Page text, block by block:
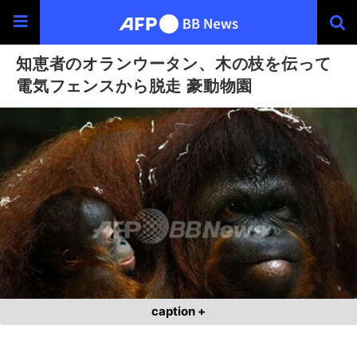
知恵者のオランウータン、木の枝を伝って
電気フェンスから脱走 豪動物園
caption +